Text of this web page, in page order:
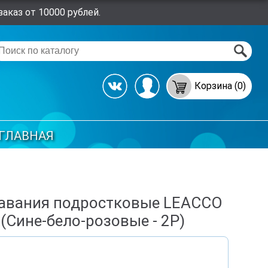
от 10000 рублей.
Корзина (0)
ГЛАВНАЯ
подростковые LEACCO
(Сине-бело-розовые - 2Р)